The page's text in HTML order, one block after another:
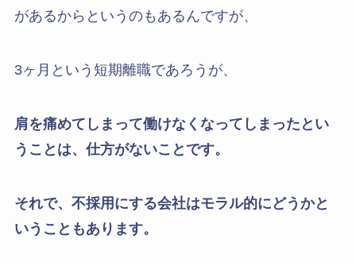
があるからというのもあるんですが、
3ヶ月という短期離職であろうが、
肩を痛めてしまって働けなくなってしまったとい
うことは、仕方がないことです。
それで、不採用にする会社はモラル的にどうかと
いうこともあります。